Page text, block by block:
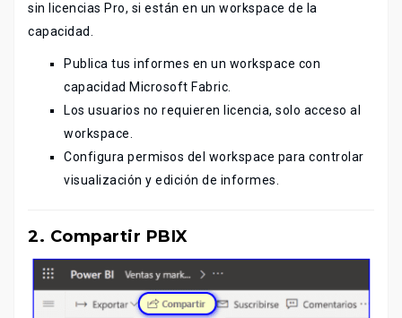
sin licencias Pro, si están en un workspace de la
capacidad.
Publica tus informes en un workspace con
capacidad Microsoft Fabric.
Los usuarios no requieren licencia, solo acceso al
workspace.
Configura permisos del workspace para controlar
visualización y edición de informes.
2. Compartir PBIX